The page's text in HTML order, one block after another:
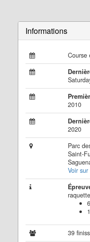
Informations
Course
2010
2020
Parc
Saint-
Voir
39